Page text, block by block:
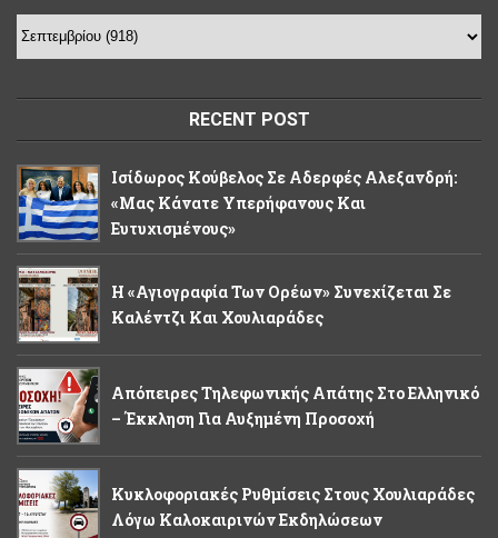
RECENT POST
Ισίδωρος Κούβελος Σε Αδερφές Αλεξανδρή:
«Μας Κάνατε Υπερήφανους Και
Ευτυχισμένους»
Η «Αγιογραφία Των Ορέων» Συνεχίζεται Σε
Καλέντζι Και Χουλιαράδες
Απόπειρες Τηλεφωνικής Απάτης Στο Ελληνικό
– Έκκληση Για Αυξημένη Προσοχή
Κυκλοφοριακές Ρυθμίσεις Στους Χουλιαράδες
Λόγω Καλοκαιρινών Εκδηλώσεων